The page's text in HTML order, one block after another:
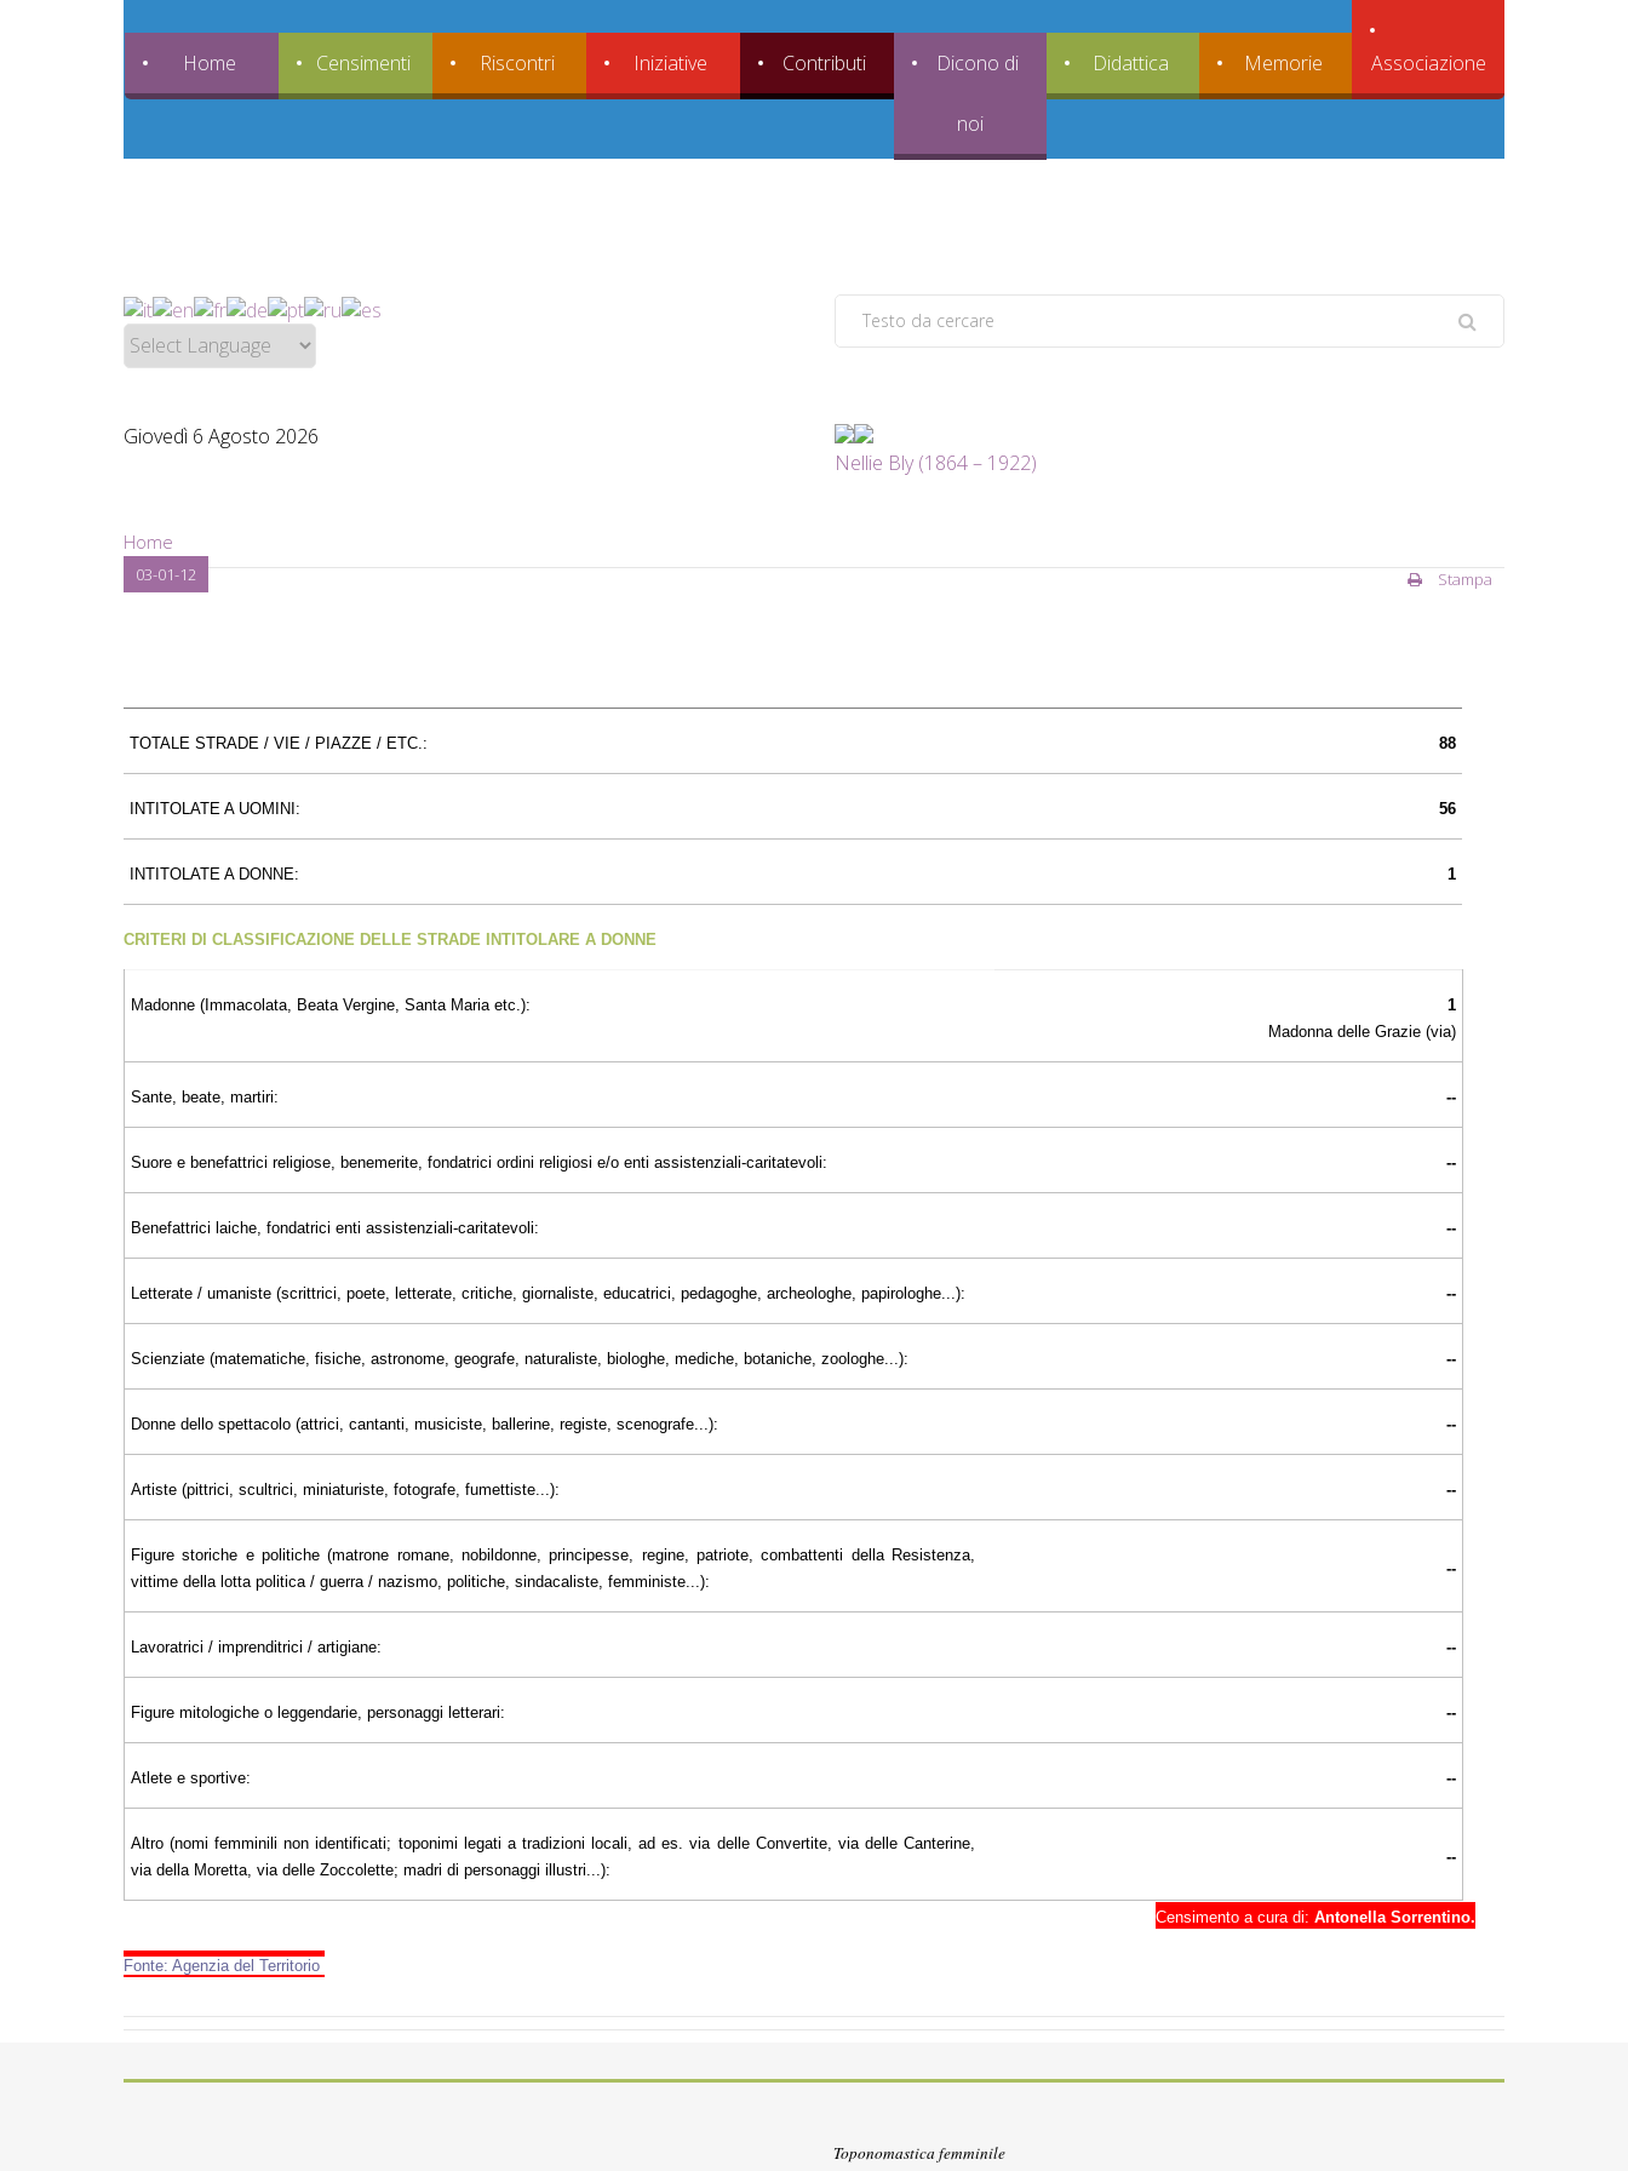
Home Censimenti Riscontri Iniziative Contributi Dicono di
noi
Didattica Memorie Associazione
Giovedì 6 Agosto 2026
Nellie Bly (1864 – 1922)
Home
03-01-12 Stampa
TOTALE STRADE / VIE / PIAZZE / ETC.: 88
INTITOLATE A UOMINI: 56
INTITOLATE A DONNE: 1
CRITERI DI CLASSIFICAZIONE DELLE STRADE INTITOLARE A DONNE
Madonne (Immacolata, Beata Vergine, Santa Maria etc.):
1
Madonna delle Grazie (via)
Sante, beate, martiri: --
Suore e benefattrici religiose, benemerite, fondatrici ordini religiosi e/o enti assistenziali-caritatevoli: --
Benefattrici laiche, fondatrici enti assistenziali-caritatevoli: --
Letterate / umaniste (scrittrici, poete, letterate, critiche, giornaliste, educatrici, pedagoghe, archeologhe, papirologhe...): --
Scienziate (matematiche, fisiche, astronome, geografe, naturaliste, biologhe, mediche, botaniche, zoologhe...): --
Donne dello spettacolo (attrici, cantanti, musiciste, ballerine, registe, scenografe...): --
Artiste (pittrici, scultrici, miniaturiste, fotografe, fumettiste...): --
Figure storiche e politiche (matrone romane, nobildonne, principesse, regine, patriote, combattenti della Resistenza,
vittime della lotta politica / guerra / nazismo, politiche, sindacaliste, femministe...):
--
Lavoratrici / imprenditrici / artigiane: --
Figure mitologiche o leggendarie, personaggi letterari: --
Atlete e sportive: --
Altro (nomi femminili non identificati; toponimi legati a tradizioni locali, ad es. via delle Convertite, via delle Canterine,
via della Moretta, via delle Zoccolette; madri di personaggi illustri...):
--
Censimento a cura di: Antonella Sorrentino.
Fonte: Agenzia del Territorio
Toponomastica femminile